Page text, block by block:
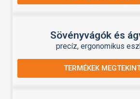
Sövényvágók és
precíz, ergonomikus
TERMÉKEK